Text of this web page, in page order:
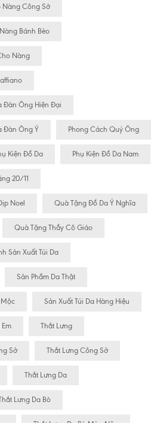
Nàng Công Sở
Bánh Bèo
Nàng
Đàn Ông Hiện Đại
Đàn Ông Ý Phong Cách Quý Ông
Kiện Đồ Da Phụ Kiện Đồ Da Nam
20/11
Noel Quà Tặng Đồ Da Ý Nghĩa
Quà Tặng Thầy Cô Giáo
Sản Xuất Túi Da
Sản Phẩm Da Thật
Mộc Sản Xuất Túi Da Hàng Hiệu
Thắt Lưng
Sở Thắt Lưng Công Sở
Thắt Lưng Da
Lưng Da Bò